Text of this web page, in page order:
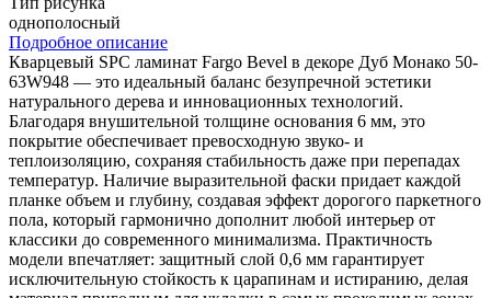
однополосный
Подробное описание
Кварцевый SPC ламинат Fargo Bevel в декоре Дуб Монако 50-
63W948 — это идеальный баланс безупречной эстетики
натурального дерева и инновационных технологий.
Благодаря внушительной толщине основания 6 мм, это
покрытие обеспечивает превосходную звуко- и
теплоизоляцию, сохраняя стабильность даже при перепадах
температур. Наличие выразительной фаски придает каждой
планке объем и глубину, создавая эффект дорогого паркетного
пола, который гармонично дополнит любой интерьер от
классики до современного минимализма. Практичность
модели впечатляет: защитный слой 0,6 мм гарантирует
исключительную стойкость к царапинам и истиранию, делая